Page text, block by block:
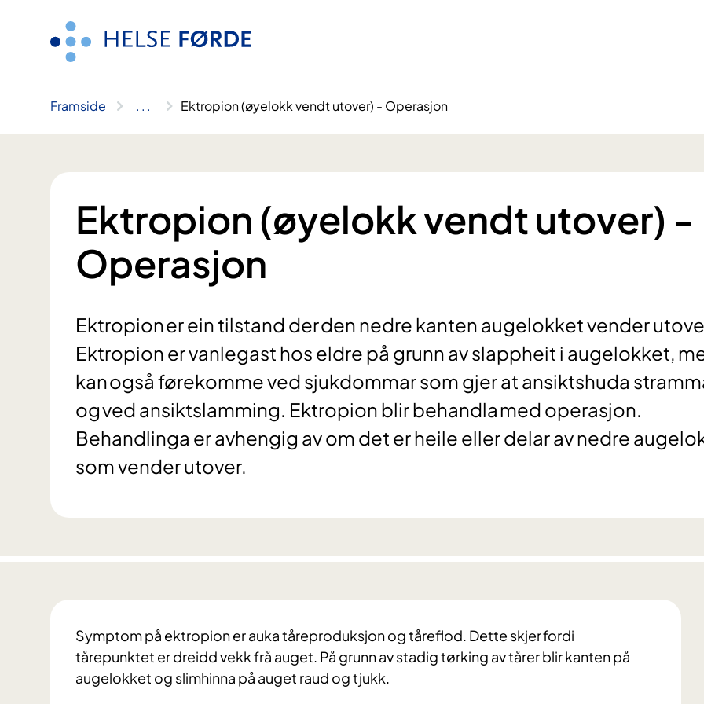
Framside .. . Ektropion (øyelokk vendt utover) - Operasjon
Ektropion (øyelokk vendt utover) -
Operasjon
Ektropion er ein tilstand der den nedre kanten augelokket vender
Ektropion er vanlegast hos eldre på grunn av slappheit i augelokket,
kan også førekomme ved sjukdommar som gjer at ansiktshuda
og ved ansiktslamming. Ektropion blir behandla med operasjon.
Behandlinga er avhengig av om det er heile eller delar av nedre
som vender utover.
Symptom på ektropion er auka tåreproduksjon og tåreflod. Dette skjer fordi
tårepunktet er dreidd vekk frå auget. På grunn av stadig tørking av tårer blir kanten på
augelokket og slimhinna på auget raud og tjukk.